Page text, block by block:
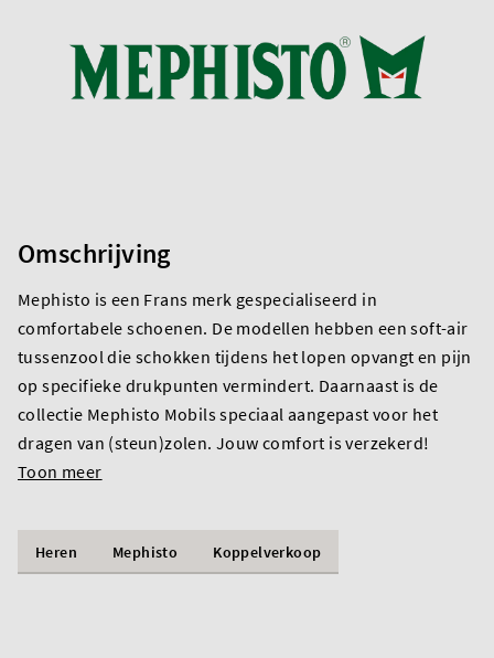
Omschrijving
Mephisto is een Frans merk gespecialiseerd in
comfortabele schoenen. De modellen hebben een soft-air
tussenzool die schokken tijdens het lopen opvangt en pijn
op specifieke drukpunten vermindert. Daarnaast is de
collectie Mephisto Mobils speciaal aangepast voor het
dragen van (steun)zolen. Jouw comfort is verzekerd!
Toon meer
Heren Mephisto Koppelverkoop